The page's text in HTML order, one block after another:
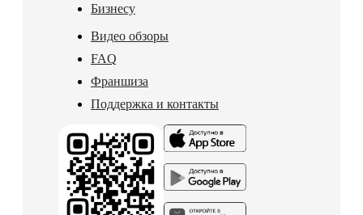
Бизнесу
Видео обзоры
FAQ
Франшиза
Поддержка и контакты